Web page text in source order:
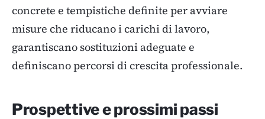
concrete e tempistiche definite per avviare
misure che riducano i carichi di lavoro,
garantiscano sostituzioni adeguate e
definiscano percorsi di crescita professionale.
Prospettive e prossimi passi